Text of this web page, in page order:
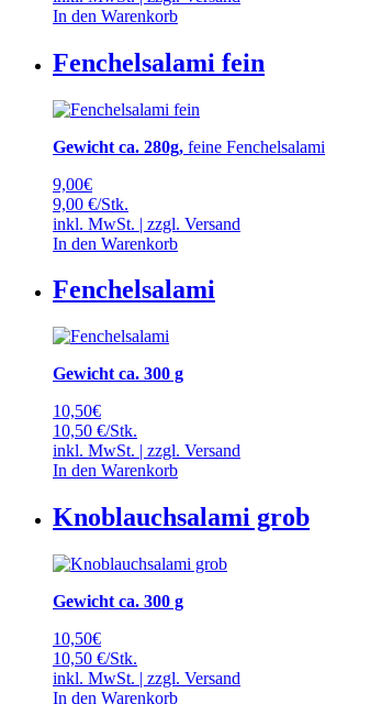
In den Warenkorb
Fenchelsalami fein
Gewicht ca. 280g, feine Fenchelsalami
9,00€
9,00 €/Stk.
inkl. MwSt. | zzgl. Versand
In den Warenkorb
Fenchelsalami
Gewicht ca. 300 g
10,50€
10,50 €/Stk.
inkl. MwSt. | zzgl. Versand
In den Warenkorb
Knoblauchsalami grob
Gewicht ca. 300 g
10,50€
10,50 €/Stk.
inkl. MwSt. | zzgl. Versand
In den Warenkorb